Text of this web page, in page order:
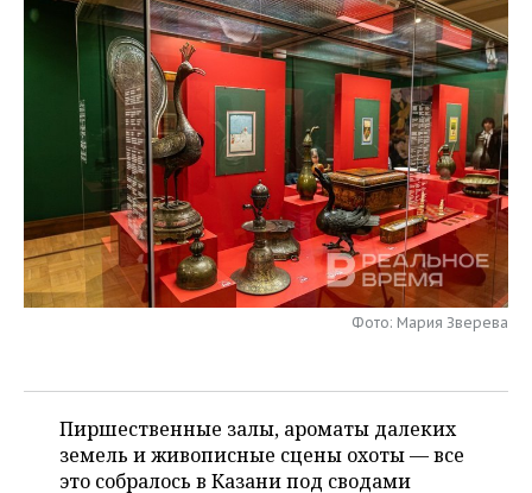
КОМУ ПРИНАДЛЕЖАТ
ТОРГОВЫЕ ЦЕНТРЫ
ТАТАРСТАНА
БЮДЖЕТ
ИНВЕСТИЦИИ
МАШИНОСТРОЕНИЕ
НЕФТЕХИМИЯ
НЕФТЬ
ЭНЕРГЕТИКА
НОВОСТИ АВТО
БИЗНЕС
НОВОСТИ БИЗНЕСА
РОЗНИЧНАЯ ТОРГОВЛЯ
ТРАНСПОРТ
УСЛУГИ
ТЕХНОЛОГИИ
НОВОСТИ ТЕХНОЛОГИЙ
МЕДИА
ТЕЛЕКОММУНИКАЦИИ
МЕРОПРИЯТИЯ
НОВОСТИ МЕРОПРИЯТИЙ
ВЫЕЗДНАЯ РЕДАКЦИЯ
БИЗНЕС-БРАНЧИ
НОВОСТИ СПОРТА
ФУТБОЛ
ВОЛЕЙБОЛ
ОБЩЕСТВО
НОВОСТИ ОБЩЕСТВА
ИСТОРИЯ
ФОТОГАЛЕРЕЯ
СПИСОК ПЕРСОН
ПОЛНАЯ ВЕРСИЯ
Фото: Мария Зверева
Пиршественные залы, ароматы далеких
земель и живописные сцены охоты — все
это собралось в Казани под сводами